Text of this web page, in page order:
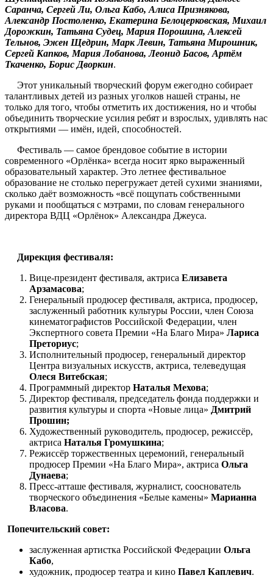
Саранча, Сергей Ли, Ольга Кабо, Алиса Признякова,
Александр Постоленко, Екатерина Белоцерковская, Михаил
Дорожкин, Татьяна Судец, Мария Порошина, Алексей
Тельнов, Эжен Щедрин, Марк Левин, Татьяна Мирошник,
Сергей Капков, Мария Лобанова, Леонид Басов, Артём
Ткаченко, Борис Дворкин.
Этот уникальный творческий форум ежегодно собирает
талантливых детей из разных уголков нашей страны, не
только для того, чтобы отметить их достижения, но и чтобы
объединить творческие усилия ребят и взрослых, удивлять нас
открытиями — имён, идей, способностей.
Фестиваль — самое брендовое событие в истории
современного «Орлёнка» всегда носит ярко выраженный
образовательный характер. Это летнее фестивальное
образование не столько перегружает детей сухими знаниями,
сколько даёт возможность «всё пощупать собственными
руками и пообщаться с мэтрами, по словам генерального
директора ВДЦ «Орлёнок» Александра Джеуса.
Дирекция фестиваля:
Вице-президент фестиваля, актриса Елизавета
Арзамасова;
Генеральный продюсер фестиваля, актриса, продюсер,
заслуженный работник культуры России, член Союза
кинематографистов Российской Федерации, член
Экспертного совета Премии «На Благо Мира» Лариса
Преториус;
Исполнительный продюсер, генеральный директор
Центра визуальных искусств, актриса, телеведущая
Олеся Витебская;
Программный директор Наталья Мехова;
Директор фестиваля, председатель фонда поддержки и
развития культуры и спорта «Новые лица» Дмитрий
Прошин;
Художественный руководитель, продюсер, режиссёр,
актриса Наталья Громушкина;
Режиссёр торжественных церемоний, генеральный
продюсер Премии «На Благо Мира», актриса Ольга
Дунаева;
Пресс-атташе фестиваля, журналист, сооснователь
творческого объединения «Белые камены» Марианна
Власова.
Попечительский совет:
заслуженная артистка Российской Федерации Ольга
Кабо,
художник, продюсер театра и кино Павел Каплевич.